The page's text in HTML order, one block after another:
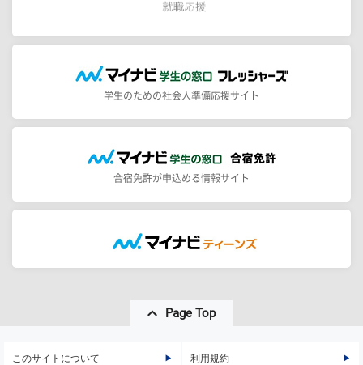
学生のための社会人準備応援サイト
合宿免許が申込める情報サイト
Page Top
このサイトについて 利用規約